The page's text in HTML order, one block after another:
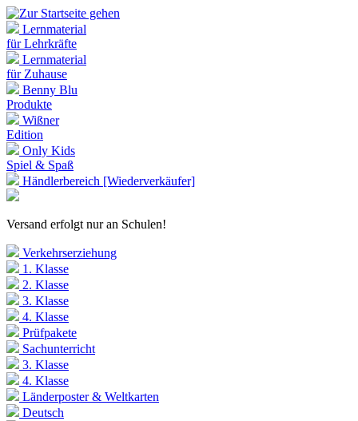
Lernmaterial
für Lehrkräfte
Lernmaterial
für Zuhause
Benny Blu
Produkte
Wißner
Edition
Only Kids
Spiel & Spaß
Händlerbereich [Wiederverkäufer]
Versand erfolgt nur an Schulen!
Verkehrserziehung
1. Klasse
2. Klasse
3. Klasse
4. Klasse
Prüfpakete
Sachunterricht
3. Klasse
4. Klasse
Länderposter & Weltkarten
Deutsch